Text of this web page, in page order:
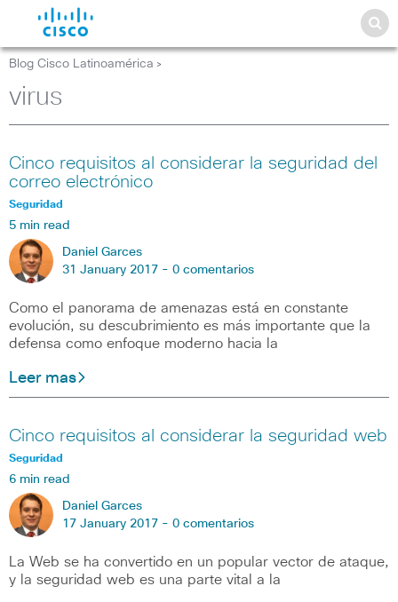
Blog Cisco Latinoamérica >
virus
Cinco requisitos al considerar la seguridad del
correo electrónico
Seguridad
5 min read
Daniel Garces
31 January 2017 - 0 comentarios
Como el panorama de amenazas está en constante
evolución, su descubrimiento es más importante que la
defensa como enfoque moderno hacia la
Leer mas
Cinco requisitos al considerar la seguridad web
Seguridad
6 min read
Daniel Garces
17 January 2017 - 0 comentarios
La Web se ha convertido en un popular vector de ataque,
y la seguridad web es una parte vital a la